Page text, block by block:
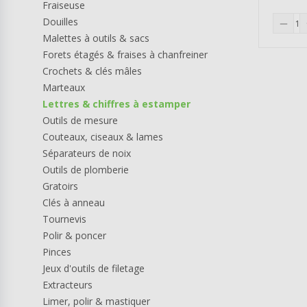
Fraiseuse
Douilles
Malettes à outils & sacs
Forets étagés & fraises à chanfreiner
Crochets & clés mâles
Marteaux
Lettres & chiffres à estamper
Outils de mesure
Couteaux, ciseaux & lames
Séparateurs de noix
Outils de plomberie
Gratoirs
Clés à anneau
Tournevis
Polir & poncer
Pinces
Jeux d'outils de filetage
Extracteurs
Limer, polir & mastiquer
remove